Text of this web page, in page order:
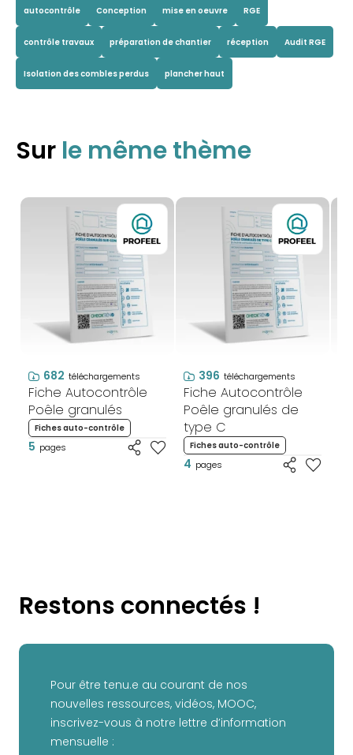
autocontrôle Conception mise en oeuvre RGE
contrôle travaux préparation de chantier réception Audit RGE
Isolation des combles perdus plancher haut
Sur le même thème
682 téléchargements
Fiche Autocontrôle
Poêle granulés
Fiches auto-contrôle
5 pages
396 téléchargements
Fiche Autocontrôle
Poêle granulés de
type C
Fiches auto-contrôle
4 pages
Restons connectés !
Pour être tenu.e au courant de nos
nouvelles ressources, vidéos, MOOC,
inscrivez-vous à notre lettre d’information
mensuelle :